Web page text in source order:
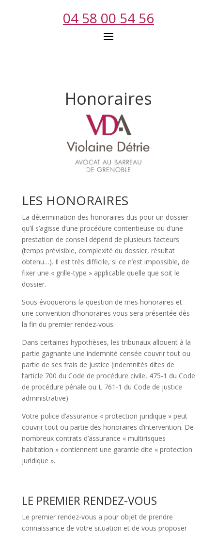
04 58 00 54 56
Honoraires
LES HONORAIRES
La détermination des honoraires dus pour un dossier
qu’il s’agisse d’une procédure contentieuse ou d’une
prestation de conseil dépend de plusieurs facteurs
(temps prévisible, complexité du dossier, résultat
obtenu…). Il est très difficile, si ce n’est impossible, de
fixer une « grille-type » applicable quelle que soit le
dossier.
Sous évoquerons la question de mes honoraires et
une convention d’honoraires vous sera présentée dès
la fin du premier rendez-vous.
Dans certaines hypothèses, les tribunaux allouent à la
partie gagnante une indemnité censée couvrir tout ou
partie de ses frais de justice (indemnités dites de
l’article 700 du Code de procédure civile, 475-1 du Code
de procédure pénale ou L 761-1 du Code de justice
administrative)
Votre police d’assurance « protection juridique » peut
couvrir tout ou partie des honoraires d’intervention. De
nombreux contrats d’assurance « multirisques
habitation » contiennent une garantie dite « protection
juridique ».
LE PREMIER RENDEZ-VOUS
Le premier rendez-vous a pour objet de prendre
connaissance de votre situation et de vous proposer